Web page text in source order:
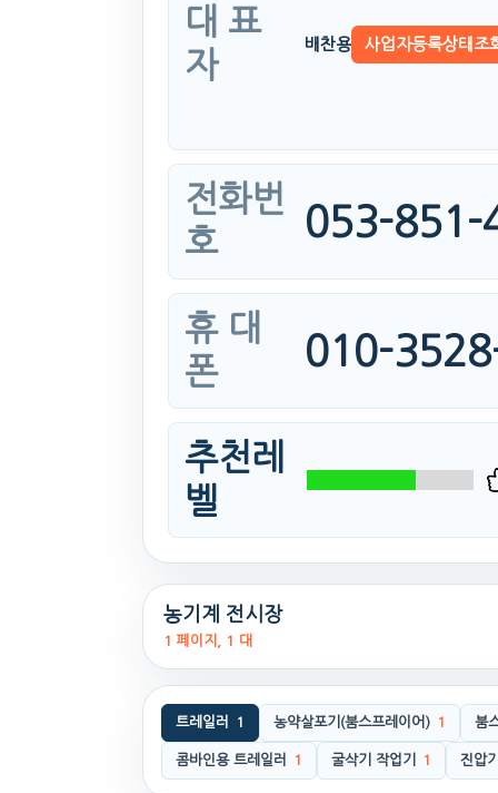
대 표
자
배찬용 사업자등록상태조
전화번
호
053-851-
휴 대
폰
010-
추천레
벨
농기계 전시장
1 페이지, 1 대
트레일러 1 농약살포기(붐스프레이어) 1 붐
콤바인용 트레일러 1 굴삭기 작업기 1 진압